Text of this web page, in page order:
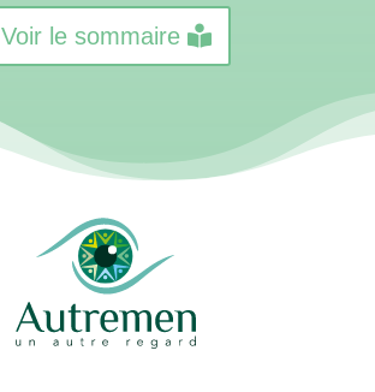
Voir le sommaire